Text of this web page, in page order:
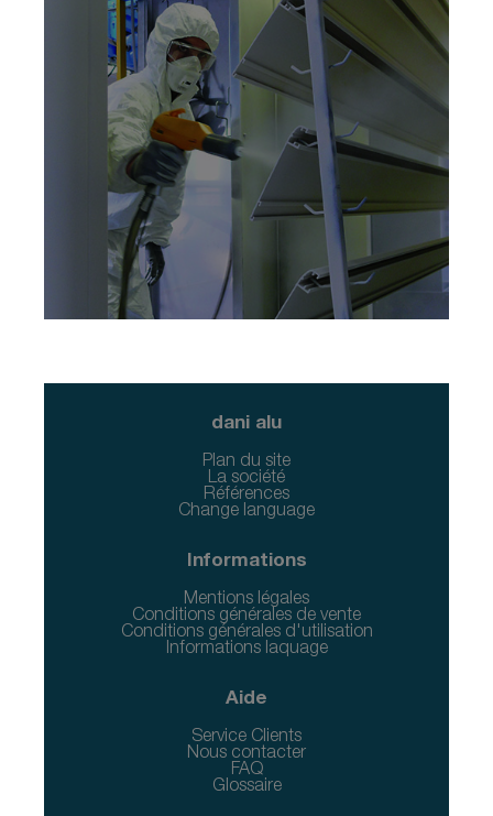
dani alu
Plan du site
La société
Références
Change language
Informations
Mentions légales
Conditions générales de vente
Conditions générales d'utilisation
Informations laquage
Aide
Service Clients
Nous contacter
FAQ
Glossaire